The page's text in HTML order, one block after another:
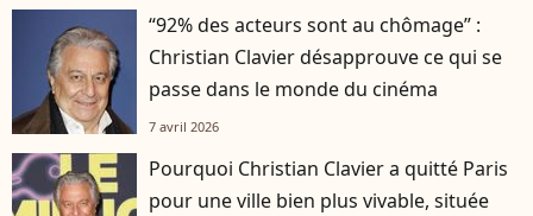
“92% des acteurs sont au chômage” :
Christian Clavier désapprouve ce qui se
passe dans le monde du cinéma
7 avril 2026
Pourquoi Christian Clavier a quitté Paris
pour une ville bien plus vivable, située